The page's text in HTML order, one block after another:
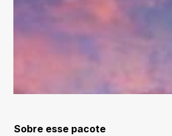
Sobre esse pacote